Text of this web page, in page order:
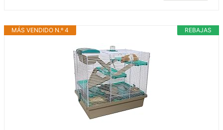
REBAJAS
MÁS VENDIDO N.º 4